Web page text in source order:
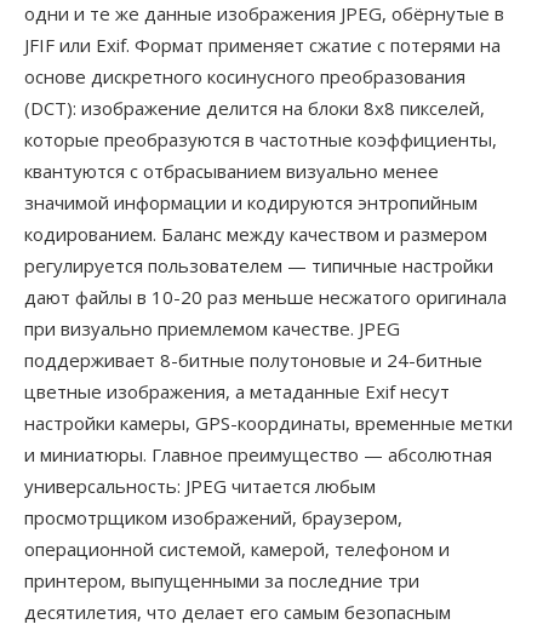
одни и те же данные изображения JPEG, обёрнутые в
JFIF или Exif. Формат применяет сжатие с потерями на
основе дискретного косинусного преобразования
(DCT): изображение делится на блоки 8x8 пикселей,
которые преобразуются в частотные коэффициенты,
квантуются с отбрасыванием визуально менее
значимой информации и кодируются энтропийным
кодированием. Баланс между качеством и размером
регулируется пользователем — типичные настройки
дают файлы в 10-20 раз меньше несжатого оригинала
при визуально приемлемом качестве. JPEG
поддерживает 8-битные полутоновые и 24-битные
цветные изображения, а метаданные Exif несут
настройки камеры, GPS-координаты, временные метки
и миниатюры. Главное преимущество — абсолютная
универсальность: JPEG читается любым
просмотрщиком изображений, браузером,
операционной системой, камерой, телефоном и
принтером, выпущенными за последние три
десятилетия, что делает его самым безопасным